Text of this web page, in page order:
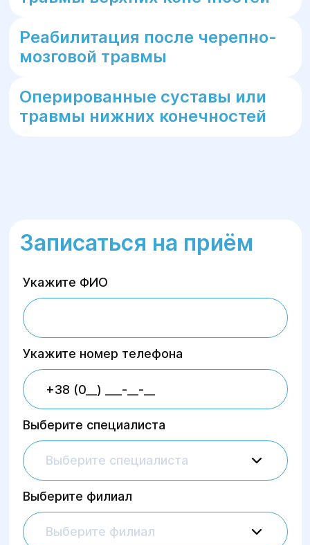
В конце программы мы предлагаем
поддерживающей реабилитацииили
получить индивидуальную программу
Реабилитация после черепно-
мозговой травмы
Оперированные суставы или
травмы нижних конечностей
Записаться на приём
Укажите ФИО
Укажите номер телефона
Выберите специалиста
Выберите специалиста
Выберите филиал
Выберите филиал